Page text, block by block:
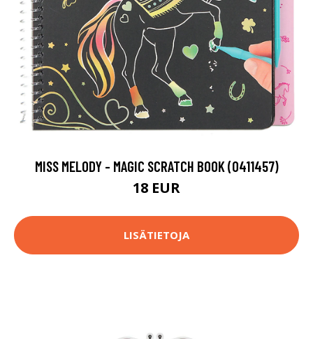
MISS MELODY - MAGIC SCRATCH BOOK (0411457)
18 EUR
LISÄTIETOJA